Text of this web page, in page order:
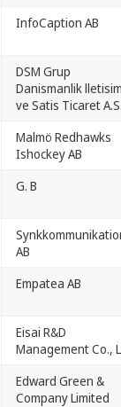
InfoCaption AB
DSM Grup
Danismanlik
ve Satis Ticaret
Malmö Redhawks
Ishockey AB
G. B
AB
Empatea AB
Eisai R&D
Management Co.,
Edward Green &
Company Limited